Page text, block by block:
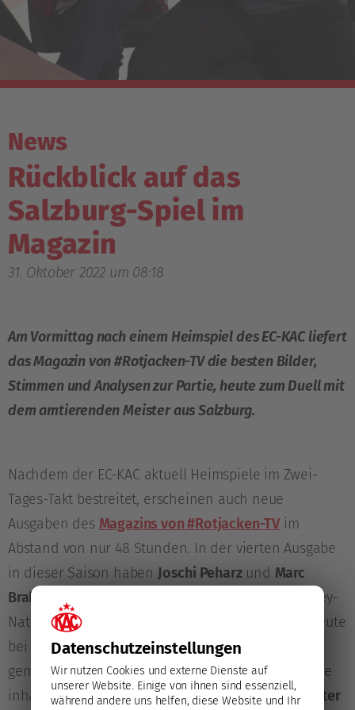
Datenschutz­einstellungen
Wir nutzen Cookies und externe Dienste auf
unserer Website. Einige von ihnen sind essenziell,
während andere uns helfen, diese Website und Ihr
News
Rückblick auf das
Salzburg-Spiel im
Magazin
31. Oktober 2022 um 08:18
Am Vormittag nach einem Heimspiel des EC-KAC liefert
das Magazin von #Rotjacken-TV die besten Bilder,
Stimmen und Analysen zur Partie, heute zum Duell mit
dem amtierenden Meister aus Salzburg.
Nachdem der EC-KAC aktuell Heimspiele im Zwei-
Tages-Takt bestreitet, erscheinen auch neue
Ausgaben des Magazins von #Rotjacken-TV im
Abstand von nur 48 Stunden. In der vierten Ausgabe
in dieser Saison haben Joschi Peharzund Marc
Brabant
mit
eine ehemalige Eishockey-
Nationalspielerin in die Skybox eingeladen, die heute
bei den Regionalmedien Kärnten tätig ist und
gemeinsam mit ihrem Kollegen Michael Kurz für die
inhaltliche Gestaltung desSaisonhefts „Klagenfurter